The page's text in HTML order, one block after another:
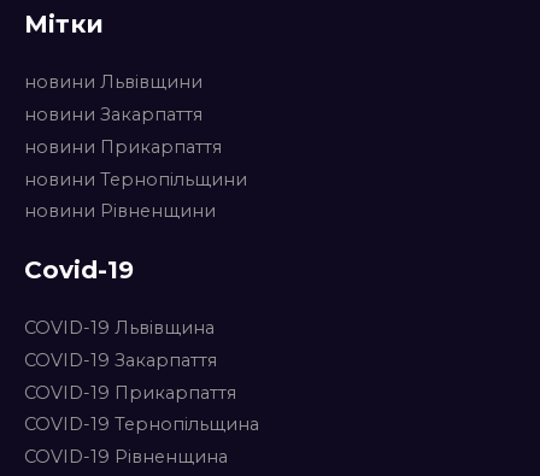
Мітки
новини Львівщини
новини Закарпаття
новини Прикарпаття
новини Тернопільщини
новини Рівненщини
Covid-19
COVID-19 Львівщина
COVID-19 Закарпаття
COVID-19 Прикарпаття
COVID-19 Тернопільщина
COVID-19 Рівненщина